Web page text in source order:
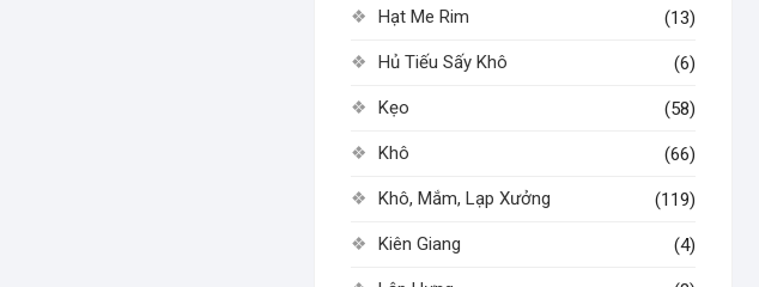
Hạt Me Rim (13)
Hủ Tiếu Sấy Khô (6)
Kẹo (58)
Khô (66)
Khô, Mắm, Lạp Xưởng (119)
Kiên Giang (4)